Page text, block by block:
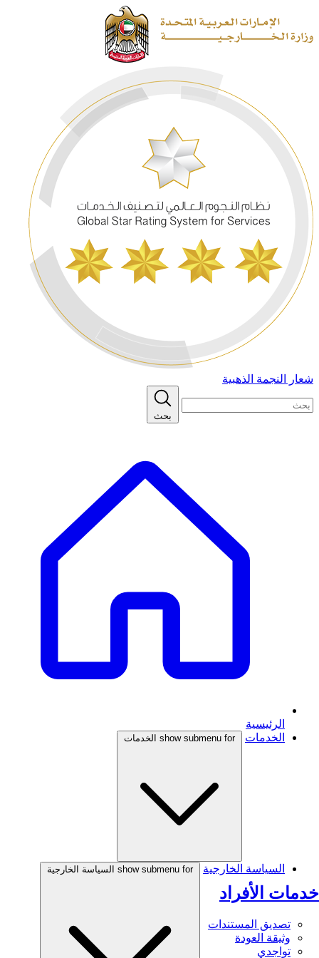
شعار النجمة الذهبية
بحث
الرئيسية
الخدمات
show submenu for الخدمات
خدمات الأفراد
تصديق المستندات
وثيقة العودة
تواجدي
السياسة الخارجية show submenu for السياسة الخارجية